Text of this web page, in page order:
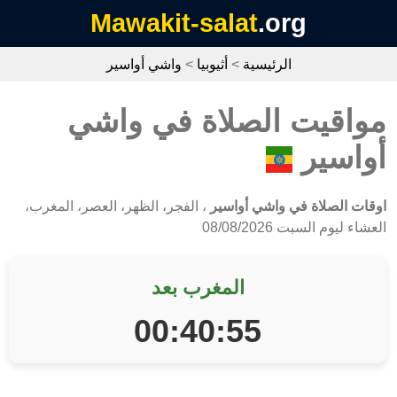
Mawakit-salat.org
الرئيسية > أثيوبيا > واشي أواسير
مواقيت الصلاة في واشي
أواسير
اوقات الصلاة في واشي أواسير ، الفجر، الظهر، العصر، المغرب،
العشاء ليوم السبت 08/08/2026
المغرب بعد
00:40:55